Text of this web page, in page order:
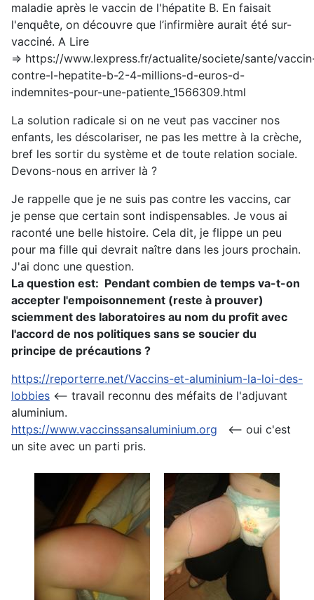
maladie après le vaccin de l'hépatite B. En faisait
l'enquête, on découvre que l’infirmière aurait été sur-
vacciné. A Lire
=> https://www.lexpress.fr/actualite/societe/sante/
contre-l-hepatite-b-2-4-millions-d-euros-d-
indemnites-pour-une-patiente_1566309.html
La solution radicale si on ne veut pas vacciner nos
enfants, les déscolariser, ne pas les mettre à la crèche,
bref les sortir du système et de toute relation sociale.
Devons-nous en arriver là ?
Je rappelle que je ne suis pas contre les vaccins, car
je pense que certain sont indispensables. Je vous ai
raconté une belle histoire. Cela dit, je flippe un peu
pour ma fille qui devrait naître dans les jours prochain.
J'ai donc une question.
La question est: Pendant combien de temps va-t-on
accepter l'empoisonnement (reste à prouver)
sciemment des laboratoires au nom du profit avec
l'accord de nos politiques sans se soucier du
principe de précautions ?
https://reporterre.net/Vaccins-et-aluminium-la-loi-des-
lobbies <-- travail reconnu des méfaits de l'adjuvant
aluminium.
https://www.vaccinssansaluminium.org <-- oui c'est
un site avec un parti pris.